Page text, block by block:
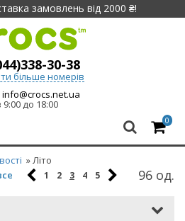
замовлень від 2000 ₴!
30-38
більше номерів
info@crocs.net.ua
до 18:00
0
» Літо
96 од.
1 2 3 4 5